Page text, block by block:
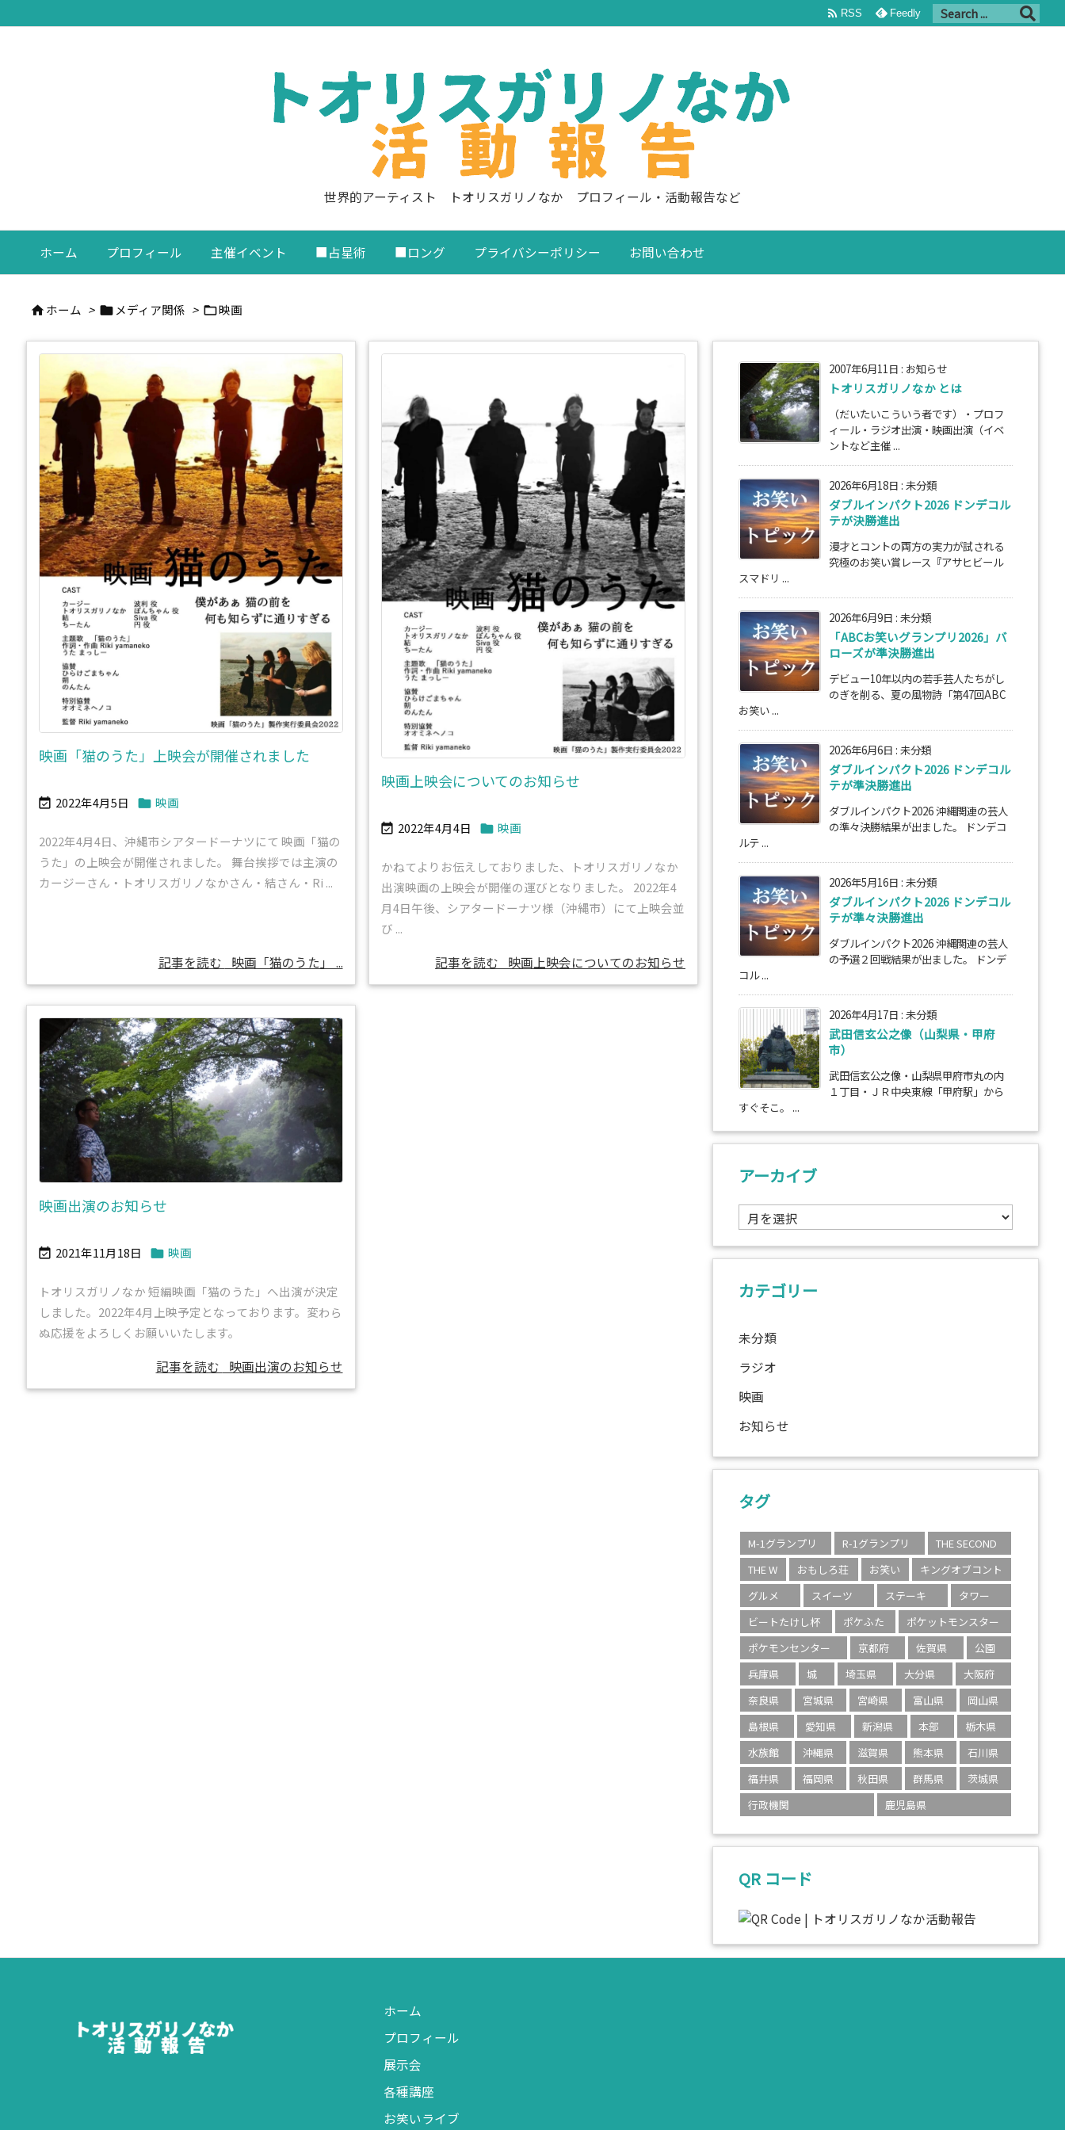
世界的アーティスト トオリスガリノなか プロフィール・活動報告など
ホーム プロフィール 主催イベント ■占星術 ■ロング プライバシーポリシー お問い合わせ
 RSS Feedly
 ホーム >  メディア関係 > 映画
映画「猫のうた」上映会が開催されました
 2022年4月5日  映画
2022年4月4日、沖縄市シアタードーナツにて 映画「猫の
うた」の上映会が開催されました。 舞台挨拶では主演の
カージーさん・トオリスガリノなかさん・結さん・Ri ...
記事を読む 映画「猫のうた」 ...
映画上映会についてのお知らせ
 2022年4月4日  映画
かねてよりお伝えしておりました、トオリスガリノなか
出演映画の上映会が開催の運びとなりました。 2022年4
月4日午後、シアタードーナツ様（沖縄市）にて上映会並
び ...
記事を読む 映画上映会についてのお知らせ
映画出演のお知らせ
 2021年11月18日  映画
トオリスガリノなか 短編映画「猫のうた」へ出演が決定
しました。2022年4月上映予定となっております。変わら
ぬ応援をよろしくお願いいたします。
記事を読む 映画出演のお知らせ
2007年6月11日 : お知らせ
トオリスガリノなか とは
（だいたいこういう者です）・プロフ
ィール・ラジオ出演・映画出演（イベ
ントなど主催 ...
2026年6月18日 : 未分類
ダブルインパクト2026 ドンデコル
テが決勝進出
漫才とコントの両方の実力が試される
究極のお笑い賞レース『アサヒビール
スマドリ ...
2026年6月9日 : 未分類
「ABCお笑いグランプリ2026」バ
ローズが準決勝進出
デビュー10年以内の若手芸人たちがし
のぎを削る、夏の風物詩「第47回ABC
お笑い ...
2026年6月6日 : 未分類
ダブルインパクト2026 ドンデコル
テが準決勝進出
ダブルインパクト2026 沖縄関連の芸人
の準々決勝結果が出ました。 ドンデコ
ルテ ...
2026年5月16日 : 未分類
ダブルインパクト2026 ドンデコル
テが準々決勝進出
ダブルインパクト2026 沖縄関連の芸人
の予選２回戦結果が出ました。 ドンデ
コル ...
2026年4月17日 : 未分類
武田信玄公之像（山梨県・甲府
市）
武田信玄公之像・山梨県甲府市丸の内
１丁目・ＪＲ中央東線「甲府駅」から
すぐそこ。 ...
アーカイブ
ア
ー
カ
ブ
カテゴリー
未分類
ラジオ
映画
お知らせ
タグ
M-1グランプリ R-1グランプリ
THE SECOND
THE W
おもしろ荘 お笑い
キングオブコント
グルメ
スイーツ ステーキ
タワー
ビートたけし杯
ポケふた
ポケットモンスター
ポケモンセンター
京都府 佐賀県
公園
兵庫県
城 埼玉県 大分県
大阪府
奈良県
宮城県 宮崎県 富山県
岡山県
島根県
愛知県 新潟県 本部
栃木県
水族館
沖縄県 滋賀県 熊本県
石川県
福井県
福岡県 秋田県 群馬県
茨城県
行政機関
鹿児島県
QR コード
ホーム
プロフィール
展示会
各種講座
お笑いライブ